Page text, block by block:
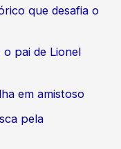
que desafia o
pai de Lionel
em amistoso
pela